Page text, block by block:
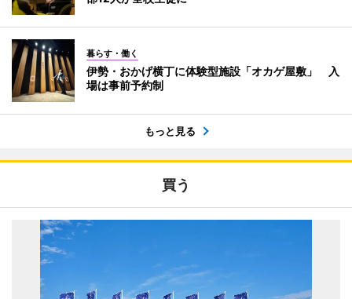
暮らす・働く
伊勢・おかげ横丁に体験型施設「オカゲ屋敷」 入
場は事前予約制
もっと見る
買う